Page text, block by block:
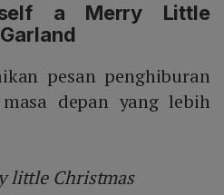
a Merry Little
pesan penghiburan
depan yang lebih
little Christmas